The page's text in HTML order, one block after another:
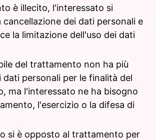
è illecito, l'interessato si
cancellazione dei dati personali e
la limitazione dell'uso dei dati
del trattamento non ha più
dati personali per le finalità del
ma l'interessato ne ha bisogno
l'esercizio o la difesa di
si è opposto al trattamento per